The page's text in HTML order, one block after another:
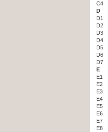
C4
D
D1
D2
D3
D4
D5
D6
D7
E
E1
E2
E3
E4
E5
E6
E7
E8